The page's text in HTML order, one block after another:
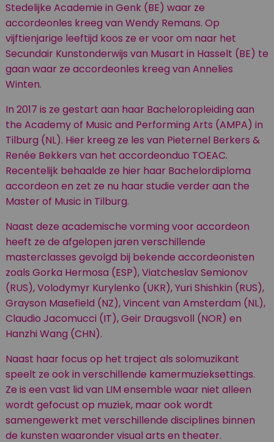
Stedelijke Academie in Genk (BE) waar ze
accordeonles kreeg van Wendy Remans. Op
vijftienjarige leeftijd koos ze er voor om naar het
Secundair Kunstonderwijs van Musart in Hasselt (BE) te
gaan waar ze accordeonles kreeg van Annelies
Winten.
In 2017 is ze gestart aan haar Bacheloropleiding aan
the Academy of Music and Performing Arts (AMPA) in
Tilburg (NL). Hier kreeg ze les van Pieternel Berkers &
Renée Bekkers van het accordeonduo TOEAC.
Recentelijk behaalde ze hier haar Bachelordiploma
accordeon en zet ze nu haar studie verder aan the
Master of Music in Tilburg.
Naast deze academische vorming voor accordeon
heeft ze de afgelopen jaren verschillende
masterclasses gevolgd bij bekende accordeonisten
zoals Gorka Hermosa (ESP), Viatcheslav Semionov
(RUS), Volodymyr Kurylenko (UKR), Yuri Shishkin (RUS),
Grayson Masefield (NZ), Vincent van Amsterdam (NL),
Claudio Jacomucci (IT), Geir Draugsvoll (NOR) en
Hanzhi Wang (CHN).
Naast haar focus op het traject als solomuzikant
speelt ze ook in verschillende kamermuzieksettings.
Ze is een vast lid van LIM ensemble waar niet alleen
wordt gefocust op muziek, maar ook wordt
samengewerkt met verschillende disciplines binnen
de kunsten waaronder visual arts en theater.